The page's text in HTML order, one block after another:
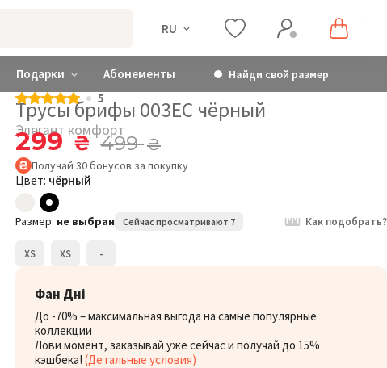
RU
Подарки Абонементы Найди свой размер
5
Трусы брифы 003EC чёрный
Элегант комфорт
299₴ 499₴
Получай 30бонусов за покупку
Цвет: чёрный
Размер: не выбран Сейчас просматривают 7 Как подобрать?
XS XS -
Фан Дні
До -70% – максимальная выгода на самые популярные
коллекции
Лови момент, заказывай уже сейчас и получай до 15%
кэшбека! (Детальные условия)